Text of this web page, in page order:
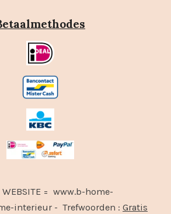
= www.b-home-
interieur - Trefwoorden : Gratis